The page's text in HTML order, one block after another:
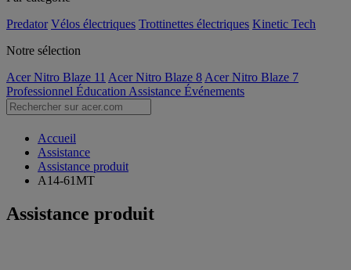
Predator Vélos électriques Trottinettes électriques Kinetic Tech
Notre sélection
Acer Nitro Blaze 11 Acer Nitro Blaze 8 Acer Nitro Blaze 7
Professionnel Éducation Assistance Événements
Accueil
Assistance
Assistance produit
A14-61MT
Assistance produit